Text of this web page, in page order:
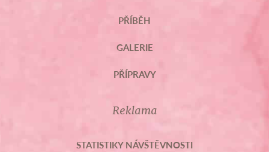
PŘÍBĚH
GALERIE
PŘÍPRAVY
Reklama
STATISTIKY NÁVŠTĚVNOSTI